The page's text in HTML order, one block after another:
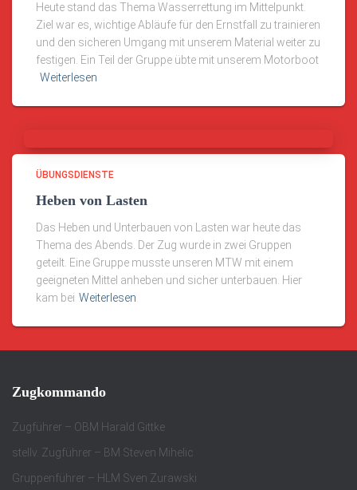
Heute stand das Thema Wasserrettung im Mittelpunkt.
Ziel war es, wichtige Abläufe für den Ernstfall zu trainieren
und den sicheren Umgang mit unserem Material weiter zu
festigen. Ein Teil der Gruppe übte mit unserem Motorboot
Weiterlesen
ÜBUNGSDIENSTE
Heben von Lasten
Das Heben und Unterbauen von Lasten war heute das
Thema des Abends. Der Zug wurde in zwei Gruppen
geteilt. Eine Gruppe musste unseren MTW mit einem
geeigneten Mittel anheben und sicher unterbauen. Hier
kam bei Weiterlesen
Zugkommando
Zugführer – OBM Harald Gittke
stellv. Zugführer – BM Steven Mihelic
Gruppenführer – HLM Sven Zurawski